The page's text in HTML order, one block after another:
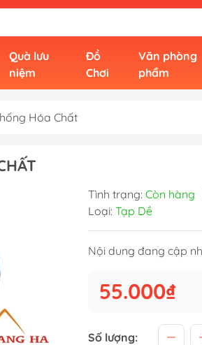
Quà lưu
niệm
Đồ
Chơi
Văn phòng
phẩm
Hóa Chất
Tình trạng: Còn hàng
Loại: Tạp Dề
Nội dung đang cập
55.000₫
Số lượng: